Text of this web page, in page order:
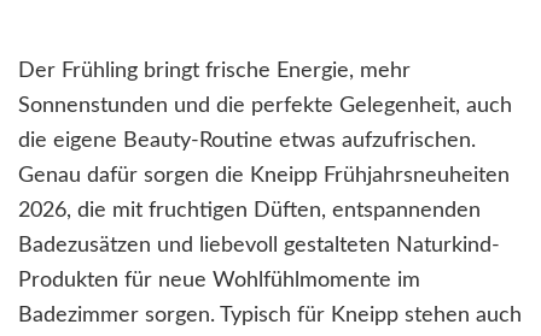
Der Frühling bringt frische Energie, mehr
Sonnenstunden und die perfekte Gelegenheit, auch
die eigene Beauty-Routine etwas aufzufrischen.
Genau dafür sorgen die Kneipp Frühjahrsneuheiten
2026, die mit fruchtigen Düften, entspannenden
Badezusätzen und liebevoll gestalteten Naturkind-
Produkten für neue Wohlfühlmomente im
Badezimmer sorgen. Typisch für Kneipp stehen auch